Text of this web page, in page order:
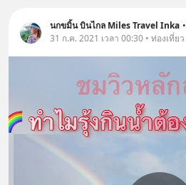
นกขมิ้น บินไกล Miles Travel Inka •
31 ก.ค. 2021 เวลา 00:30 • ท่องเที่ยว